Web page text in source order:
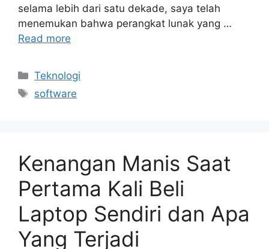
selama lebih dari satu dekade, saya telah
menemukan bahwa perangkat lunak yang …
Read more
Categories
Teknologi
Tags
software
Kenangan Manis Saat
Pertama Kali Beli
Laptop Sendiri dan Apa
Yang Terjadi